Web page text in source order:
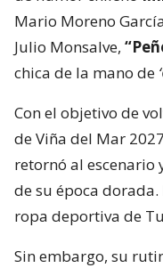
Mario Moreno
Julio Monsalve,
chica de la mano de
Con el objetivo de
de Viña del Mar
retornó al escenario
de su época
ropa deportiva de
Sin embargo, su